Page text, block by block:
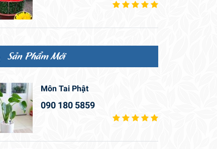
Sản Phẩm Mới
Môn Tai Phật
090 180 5859